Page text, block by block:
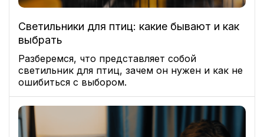
Светильники для птиц: какие бывают и как
выбрать
Разберемся, что представляет собой
светильник для птиц, зачем он нужен и как не
ошибиться с выбором.